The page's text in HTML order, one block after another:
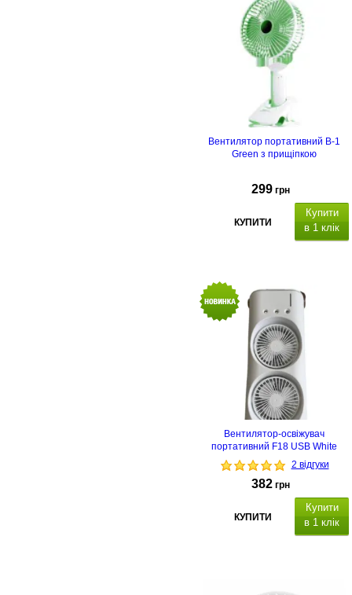
Вентилятор портативний B-1
Green з прищіпкою
299 грн
КУПИТИ
Купити
в 1 клік
Вентилятор-освіжувач
портативний F18 USB White
2 відгуки
382 грн
КУПИТИ
Купити
в 1 клік